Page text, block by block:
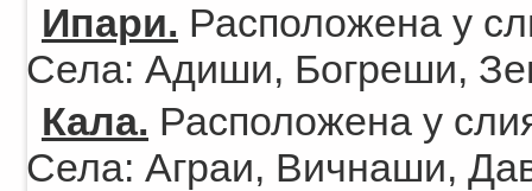
Ипари. Расположена у
Села: Адиши, Богреши,
Кала. Расположена у
Села: Аграи, Вичнаши,